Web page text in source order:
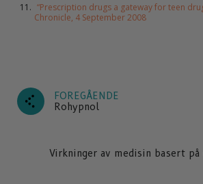
“Prescription drugs a gateway for teen
Chronicle, 4 September 2008
FOREGÅENDE
Rohypnol
Virkninger av medisin basert